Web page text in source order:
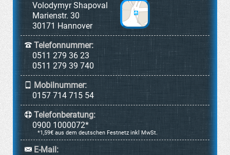
Volodymyr Shapoval
Marienstr. 30
30171 Hannover
Telefonnummer:
0511 279 36 23
0511 279 39 740
Mobilnummer:
0157 714 715 54
Telefonberatung:
0900 1000072*
*1,59€ aus dem deutschen Festnetz inkl MwSt.
E-Mail: